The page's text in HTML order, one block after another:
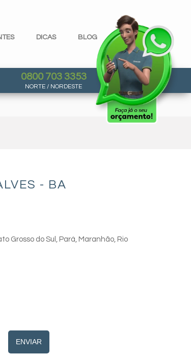
DICAS BLOG
0800 703 3353
NORTE / NORDESTE
- BA
Grosso do Sul, Pará, Maranhão, Rio
ENVIAR